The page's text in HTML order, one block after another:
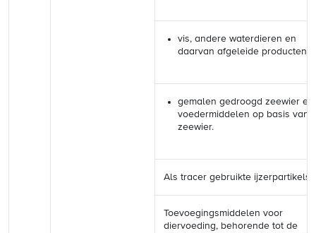
vis, andere waterdieren en
daarvan afgeleide producten;
gemalen gedroogd zeewier en
voedermiddelen op basis van
zeewier.
Als tracer gebruikte ijzerpartikels
Toevoegingsmiddelen voor
diervoeding, behorende tot de